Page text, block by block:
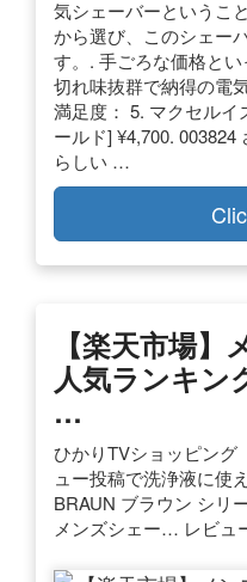
気シェーバーというこ
から選び、このシェー
す。. 手ごろな価格とい
切れ味抜群で納得の電
満足度： 5. マクセルイ
ールド] ¥4,700.
らしい …
【楽天市場
人気ランキン
…
ひかりTVショッピン
ュー投稿で洗浄液に使
BRAUN ブラウン シリ
メンズシェー… レビュ